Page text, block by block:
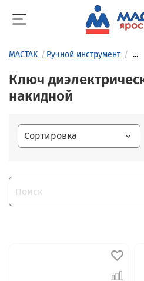
МАСТАК Ручной инструмент ...
Ключ
накидной